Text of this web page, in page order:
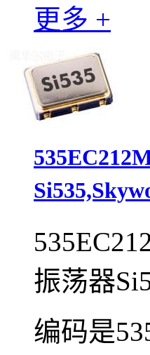
更多 +
振荡器
编码是